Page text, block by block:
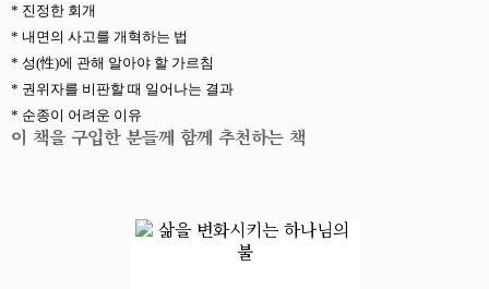
* 진정한 회개
* 내면의 사고를 개혁하는 법
* 성(性)에 관해 알아야 할 가르침
* 권위자를 비판할 때 일어나는 결과
* 순종이 어려운 이유
이 책을 구입한 분들께 함께 추천하는 책